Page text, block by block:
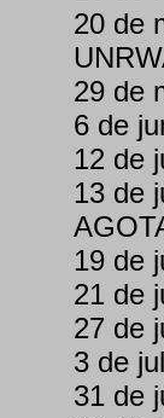
20 de
29 de
6 de
12 de
13 de
19 de
21 de
27 de
3 de
31 de